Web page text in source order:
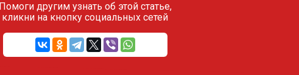
Помоги другим узнать об этой статье,
кликни на кнопку социальных сетей